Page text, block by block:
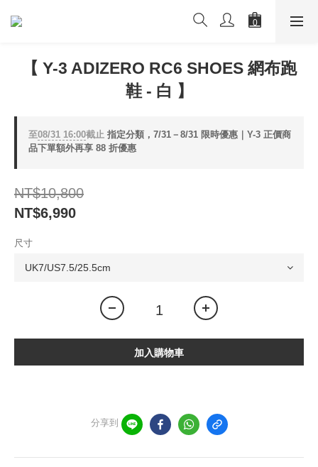
【 Y-3 ADIZERO RC6 SHOES 網布跑
鞋 - 白 】
至08/31 16:00截止 指定分類，7/31－8/31 限時優惠｜Y-3 正價商
品下單額外再享 88 折優惠
NT$10,800
NT$6,990
尺寸
加入購物車
分享到